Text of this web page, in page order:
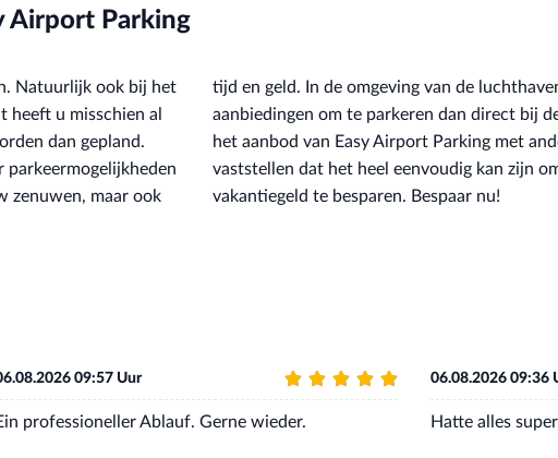
Airport Parking
Natuurlijk ook bij het
heeft u misschien al
dan gepland.
parkeermogelijkheden
zenuwen, maar ook
vaak voordeligere
de luchthaven. Als u
vergelijkt, zult u
al een deel van uw
vakantiegeld te besparen. Bespaar nu!
09:57 Uur
professioneller Ablauf. Gerne wieder.
06.08.2026 09:36
Hatte alles